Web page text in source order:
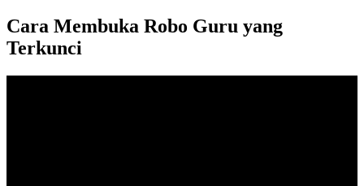
Cara Membuka Robo Guru yang
Terkunci